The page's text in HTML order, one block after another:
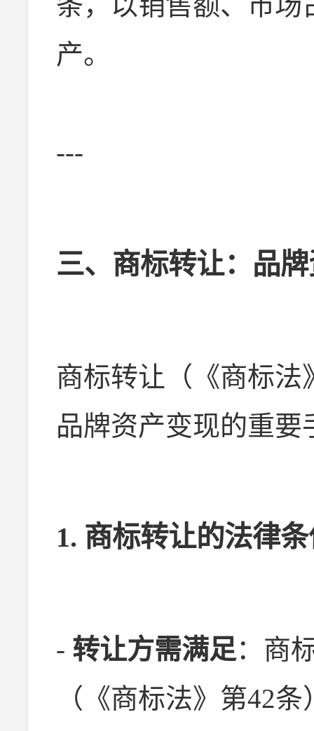
产。
---
三、商标转让：品
商标转让（《商标法
品牌资产变现的重
1. 商标转让的法律
- 转让方需满足：商
（《商标法》第42条